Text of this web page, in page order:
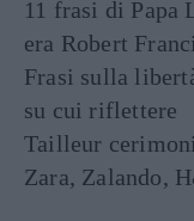
11 frasi di Papa
era Robert
Frasi sulla
su cui riflettere
Tailleur
Zara, Zalando,